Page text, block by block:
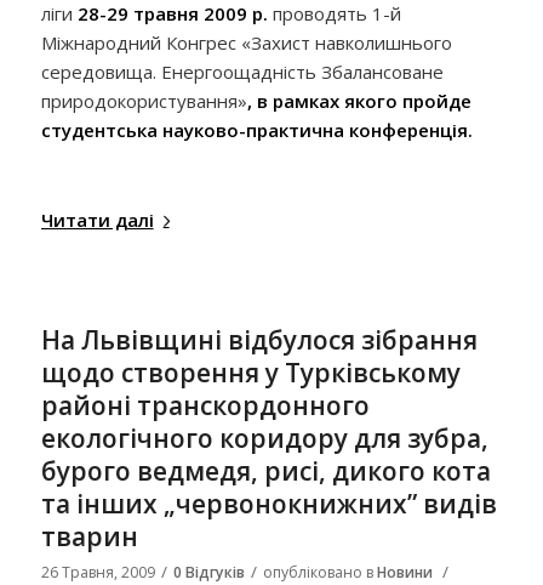
ліги 28-29 травня 2009 р. проводять 1-й
Міжнародний Конгрес «Захист навколишнього
середовища. Енергоощадність Збалансоване
природокористування», в рамках якого пройде
студентська науково-практична конференція.
Читати далі
На Львівщині відбулося зібрання
щодо створення у Турківському
районі транскордонного
екологічного коридору для зубра,
бурого ведмедя, рисі, дикого кота
та інших „червонокнижних” видів
тварин
26 Травня, 2009 / 0 Відгуків / опубліковано вНовини /